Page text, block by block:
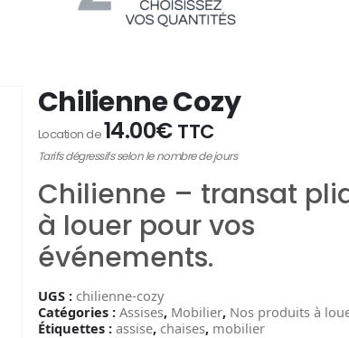
Chilienne Cozy
Location de14.00€ TTC
Tarifs dégressifs selon le nombre de jours
Chilienne – transat
à louer pour vos
événements.
UGS : chilienne-cozy
Catégories : Assises, Mobilier, Nos produits à
Étiquettes : assise, chaises, mobilier